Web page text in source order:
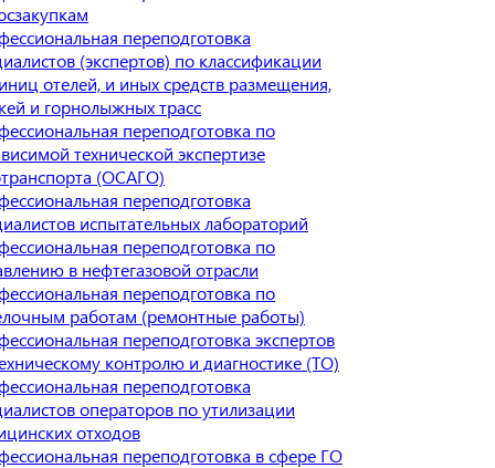
переподготовка
(экспертов) по классификации
отелей, и иных средств размещения,
и горнолыжных трасс
переподготовка по
технической экспертизе
(ОСАГО)
переподготовка
испытательных лабораторий
переподготовка по
в нефтегазовой отрасли
переподготовка по
работам (ремонтные работы)
переподготовка экспертов
контролю и диагностике (ТО)
переподготовка
операторов по утилизации
отходов
переподготовка в сфере ГО